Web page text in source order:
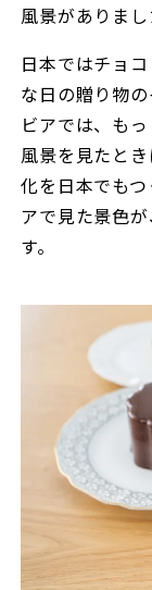
風景がありまし
日本ではチョ
な日の贈り物
ビアでは、も
風景を見たと
化を日本でも
アで見た景色
す。